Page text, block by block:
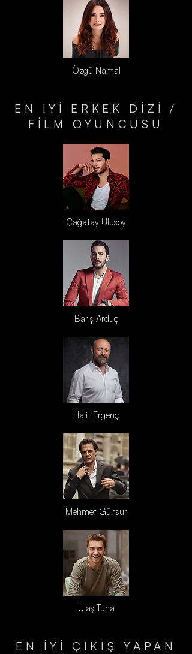
Özgü Namal
EN İYİ ERKEK DİZİ /
FİLM OYUNCUSU
Çağatay Ulusoy
Barış Arduç
Halit Ergenç
Mehmet Günsur
Ulaş Tuna
EN İYİ ÇIKIŞ YAPAN